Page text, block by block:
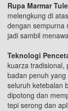
Rupa Marmar
melengkung di
dengan sempurna
jadi sambil
Teknologi
kuarza tradisional,
badan penuh
seluruh ketebalan
dipotong dan
tepi serong dan